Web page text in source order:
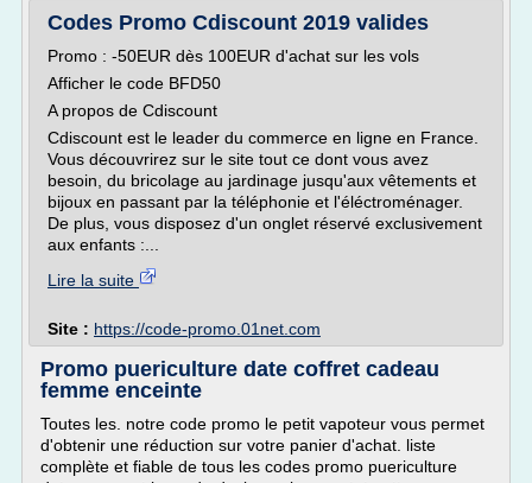
Codes Promo Cdiscount 2019 valides
Promo : -50EUR dès 100EUR d'achat sur les vols
Afficher le code BFD50
A propos de Cdiscount
Cdiscount est le leader du commerce en ligne en France.
Vous découvrirez sur le site tout ce dont vous avez
besoin, du bricolage au jardinage jusqu'aux vêtements et
bijoux en passant par la téléphonie et l'éléctroménager.
De plus, vous disposez d'un onglet réservé exclusivement
aux enfants :...
Lire la suite
Site : https://code-promo.01net.com
Promo puericulture date coffret cadeau
femme enceinte
Toutes les. notre code promo le petit vapoteur vous permet
d'obtenir une réduction sur votre panier d'achat. liste
complète et fiable de tous les codes promo puericulture